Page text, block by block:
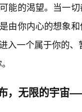
能的渴望。当一
由你内心的想象
入一个属于你的
，无限的宇宙